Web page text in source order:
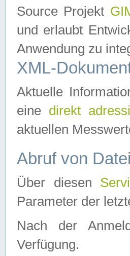
Source Projekt
und erlaubt
Anwendung zu
XML-
Aktuelle
eine direkt
aktuellen
Abruf von
Über diesen
Parameter der
Nach der
Verfügung.